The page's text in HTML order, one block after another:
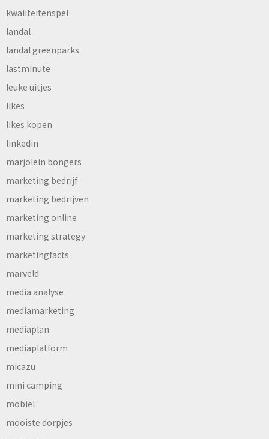
kwaliteitenspel
landal
landal greenparks
lastminute
leuke uitjes
likes
likes kopen
linkedin
marjolein bongers
marketing bedrijf
marketing bedrijven
marketing online
marketing strategy
marketingfacts
marveld
media analyse
mediamarketing
mediaplan
mediaplatform
micazu
mini camping
mobiel
mooiste dorpjes